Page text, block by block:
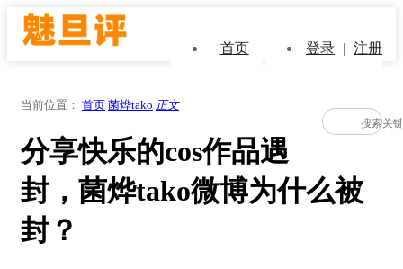
首页 登录 | 注册
当前位置： 首页 菌烨tako 正文
分享快乐的cos作品遇
封，菌烨tako微博为什么被
封？